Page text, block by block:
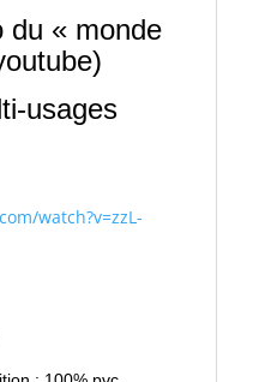
du « monde
usages
watch?v=zzL-